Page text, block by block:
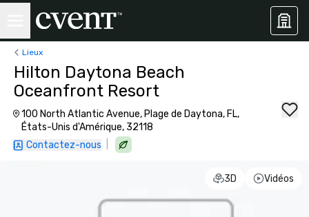
Lieux
Hilton Daytona Beach
Oceanfront Resort
100 North Atlantic Avenue, Plage de Daytona, FL,
États-Unis d'Amérique, 32118
Contactez-nous
3D Vidéos